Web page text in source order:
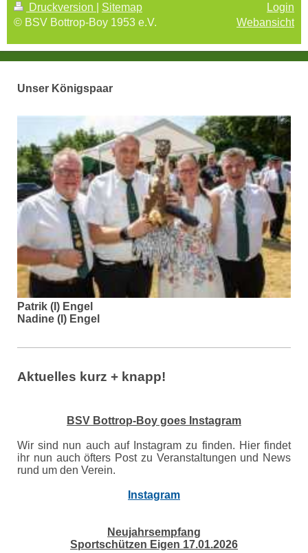
Druckversion
Sitemap
© BSV Bottrop-Boy 1953 e.V.
Login
Webansicht
Unser Königspaar
Patrik (I) Engel
Nadine (I) Engel
Aktuelles kurz + knapp!
BSV Bottrop-Boy goes Instagram
Wir sind nun auch auf Instagram zu finden. Hier findet
ihr nun auch öfters Post zu Veranstaltungen und News
rund um den Verein.
Instagram
Neujahrsempfang
Sportschützen Eigen 17.01.2026